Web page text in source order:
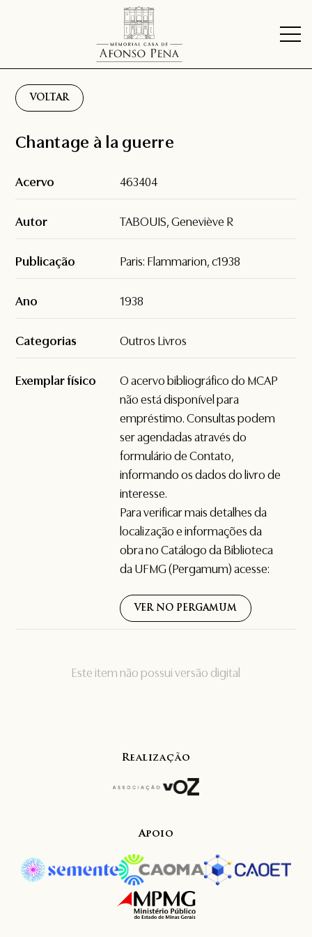
VOLTAR
Este item não possui versão digital
Chantage à la guerre
Acervo 463404
Autor TABOUIS, Geneviève R
Publicação Paris: Flammarion, c1938
Ano 1938
Categorias Outros Livros
Exemplar físico
O acervo bibliográfico do MCAP
não está disponível para
empréstimo. Consultas podem
ser agendadas através do
formulário deContato,
informando os dados do livro de
interesse.
Para verificar mais detalhes da
localização e informações da
obra no Catálogo da Biblioteca
da UFMG (Pergamum) acesse:
VER NO PERGAMUM
Realização
Apoio